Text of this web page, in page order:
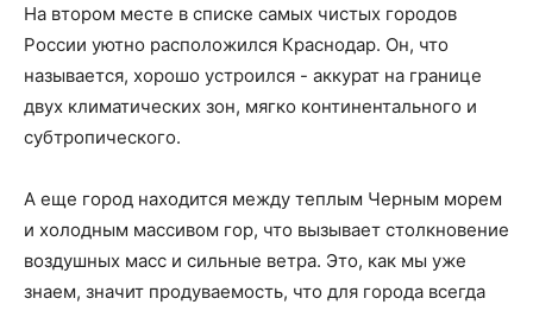
На втором месте в списке самых чистых городов
России уютно расположился Краснодар. Он, что
называется, хорошо устроился - аккурат на границе
двух климатических зон, мягко континентального и
субтропического.
А еще город находится между теплым Черным морем
и холодным массивом гор, что вызывает столкновение
воздушных масс и сильные ветра. Это, как мы уже
знаем, значит продуваемость, что для города всегда